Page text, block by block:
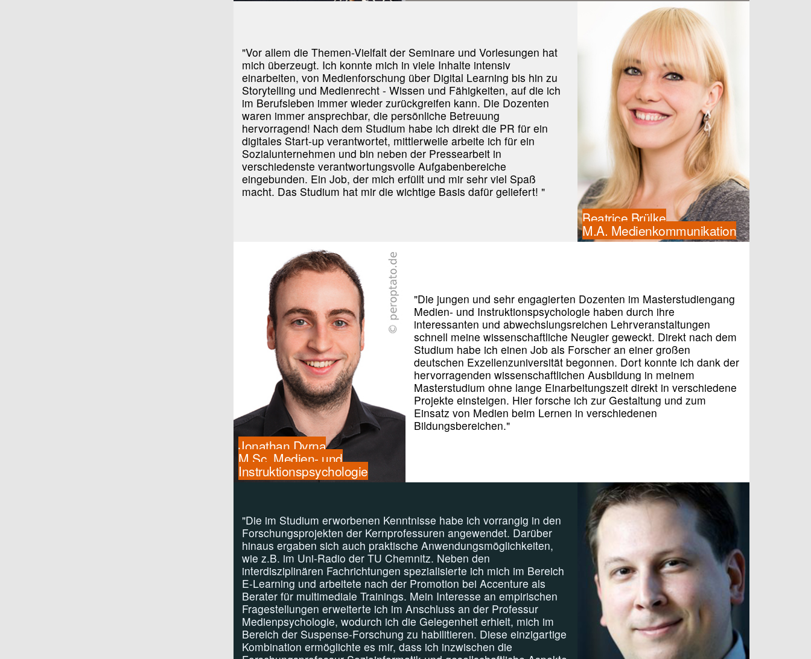
"Vor allem die Themen-Vielfalt der Seminare und Vorlesungen hat
mich überzeugt. Ich konnte mich in viele Inhalte intensiv
einarbeiten, von Medienforschung über Digital Learning bis hin zu
Storytelling und Medienrecht - Wissen und Fähigkeiten, auf die ich
im Berufsleben immer wieder zurückgreifen kann. Die Dozenten
waren immer ansprechbar, die persönliche Betreuung
hervorragend! Nach dem Studium habe ich direkt die PR für ein
digitales Start-up verantwortet, mittlerweile arbeite ich für ein
Sozialunternehmen und bin neben der Pressearbeit in
verschiedenste verantwortungsvolle Aufgabenbereiche
eingebunden. Ein Job, der mich erfüllt und mir sehr viel Spaß
macht. Das Studium hat mir die wichtige Basis dafür geliefert! "
Beatrice Brülke
M.A. Medienkommunikation
Jonathan Dyrna
M.Sc. Medien- und
Instruktionspsychologie
"Die jungen und sehr engagierten Dozenten im Masterstudiengang
Medien- und Instruktionspsychologie haben durch ihre
interessanten und abwechslungsreichen Lehrveranstaltungen
schnell meine wissenschaftliche Neugier geweckt. Direkt nach dem
Studium habe ich einen Job als Forscher an einer großen
deutschen Exzellenzuniversität begonnen. Dort konnte ich dank der
hervorragenden wissenschaftlichen Ausbildung in meinem
Masterstudium ohne lange Einarbeitungszeit direkt in verschiedene
Projekte einsteigen. Hier forsche ich zur Gestaltung und zum
Einsatz von Medien beim Lernen in verschiedenen
Bildungsbereichen."
"Die im Studium erworbenen Kenntnisse habe ich vorrangig in den
Forschungsprojekten der Kernprofessuren angewendet. Darüber
hinaus ergaben sich auch praktische Anwendungsmöglichkeiten,
wie z.B. im Uni-Radio der TU Chemnitz. Neben den
interdisziplinären Fachrichtungen spezialisierte ich mich im Bereich
E-Learning und arbeitete nach der Promotion bei Accenture als
Berater für multimediale Trainings. Mein Interesse an empirischen
Fragestellungen erweiterte ich im Anschluss an der Professur
Medienpsychologie, wodurch ich die Gelegenheit erhielt, mich im
Bereich der Suspense-Forschung zu habilitieren. Diese einzigartige
Kombination ermöglichte es mir, dass ich inzwischen die